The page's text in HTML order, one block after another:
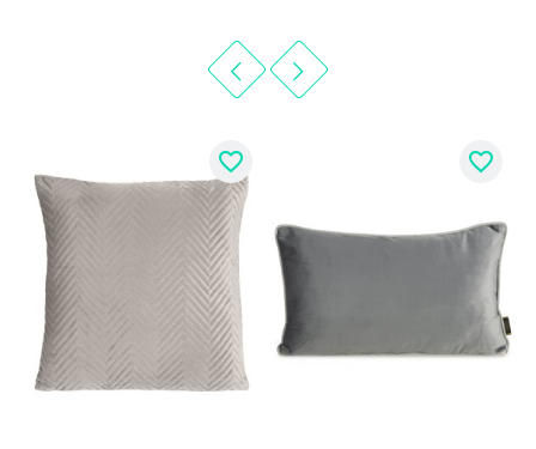
favorite_border favorite_border